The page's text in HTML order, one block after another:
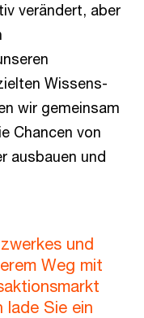
verändert, aber
Wissens-
wir gemeinsam
Chancen von
ausbauen und
und
Weg mit
lade Sie ein